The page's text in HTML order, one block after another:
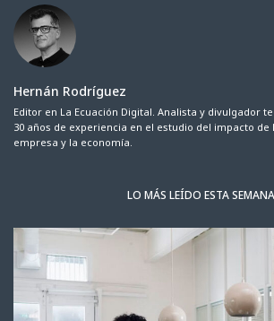
Hernán Rodríguez
Editor en La Ecuación Digital. Analista y divulgador
30 años de experiencia en el estudio del impacto de
empresa y la economía.
LO MÁS LEÍDO ESTA SEMANA